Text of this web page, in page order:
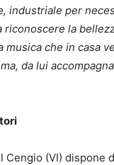
industriale per
la
che in casa
da lui
Cengio (VI) dispone